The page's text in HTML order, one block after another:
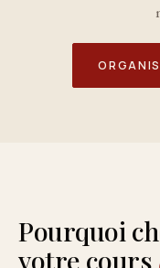
Pourquoi
votre cours